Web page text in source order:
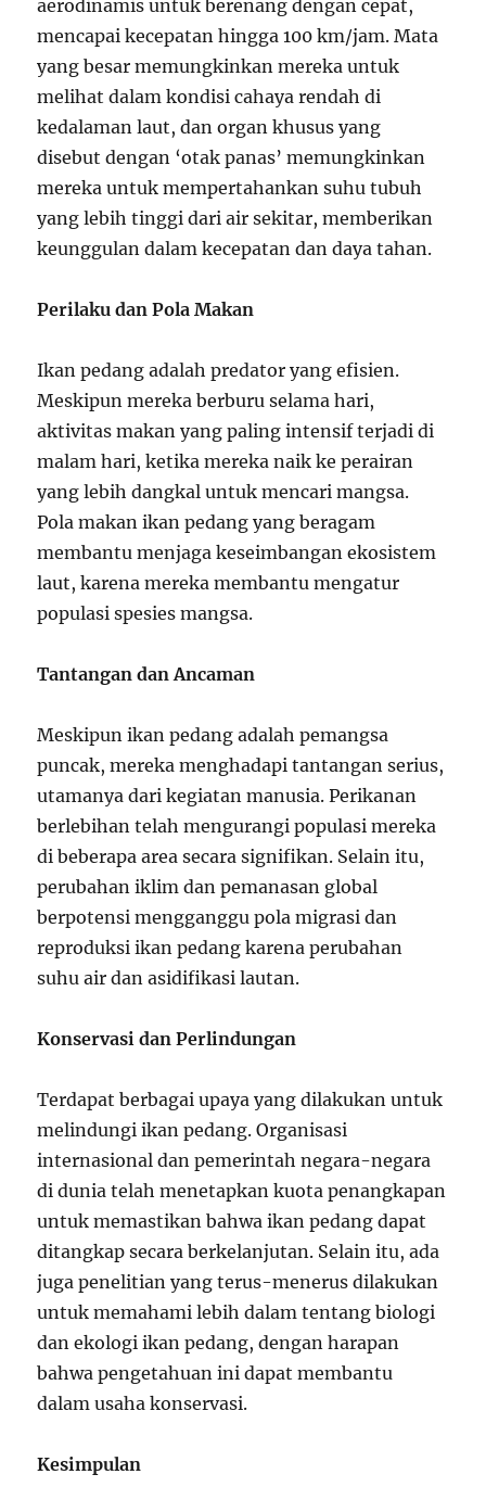
aerodinamis untuk berenang dengan cepat,
mencapai kecepatan hingga 100 km/jam. Mata
yang besar memungkinkan mereka untuk
melihat dalam kondisi cahaya rendah di
kedalaman laut, dan organ khusus yang
disebut dengan ‘otak panas’ memungkinkan
mereka untuk mempertahankan suhu tubuh
yang lebih tinggi dari air sekitar, memberikan
keunggulan dalam kecepatan dan daya tahan.
Perilaku dan Pola Makan
Ikan pedang adalah predator yang efisien.
Meskipun mereka berburu selama hari,
aktivitas makan yang paling intensif terjadi di
malam hari, ketika mereka naik ke perairan
yang lebih dangkal untuk mencari mangsa.
Pola makan ikan pedang yang beragam
membantu menjaga keseimbangan ekosistem
laut, karena mereka membantu mengatur
populasi spesies mangsa.
Tantangan dan Ancaman
Meskipun ikan pedang adalah pemangsa
puncak, mereka menghadapi tantangan serius,
utamanya dari kegiatan manusia. Perikanan
berlebihan telah mengurangi populasi mereka
di beberapa area secara signifikan. Selain itu,
perubahan iklim dan pemanasan global
berpotensi mengganggu pola migrasi dan
reproduksi ikan pedang karena perubahan
suhu air dan asidifikasi lautan.
Konservasi dan Perlindungan
Terdapat berbagai upaya yang dilakukan untuk
melindungi ikan pedang. Organisasi
internasional dan pemerintah negara-negara
di dunia telah menetapkan kuota penangkapan
untuk memastikan bahwa ikan pedang dapat
ditangkap secara berkelanjutan. Selain itu, ada
juga penelitian yang terus-menerus dilakukan
untuk memahami lebih dalam tentang biologi
dan ekologi ikan pedang, dengan harapan
bahwa pengetahuan ini dapat membantu
dalam usaha konservasi.
Kesimpulan